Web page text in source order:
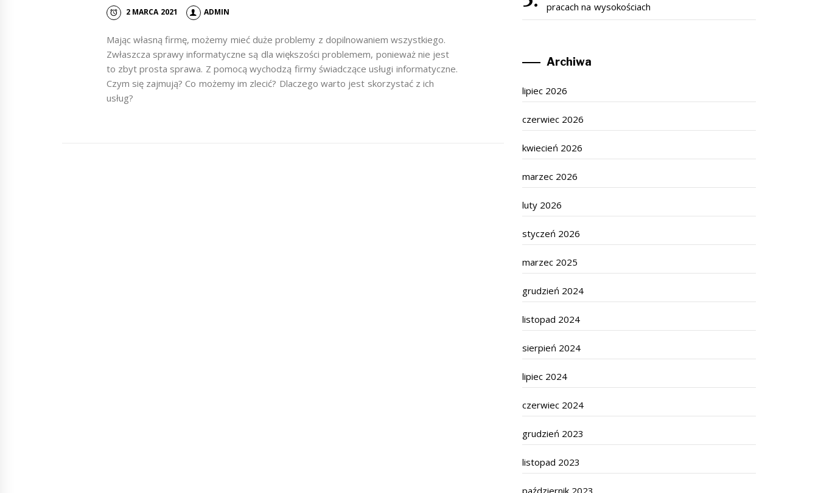
2 MARCA 2021 ADMIN
Mając własną firmę, możemy mieć duże problemy z dopilnowaniem wszystkiego.
Zwłaszcza sprawy informatyczne są dla większości problemem, ponieważ nie jest
to zbyt prosta sprawa. Z pomocą wychodzą firmy świadczące usługi informatyczne.
Czym się zajmują? Co możemy im zlecić? Dlaczego warto jest skorzystać z ich
usług?
pracach na wysokościach
Archiwa
lipiec 2026
czerwiec 2026
kwiecień 2026
marzec 2026
luty 2026
styczeń 2026
marzec 2025
grudzień 2024
listopad 2024
sierpień 2024
lipiec 2024
czerwiec 2024
grudzień 2023
listopad 2023
październik 2023